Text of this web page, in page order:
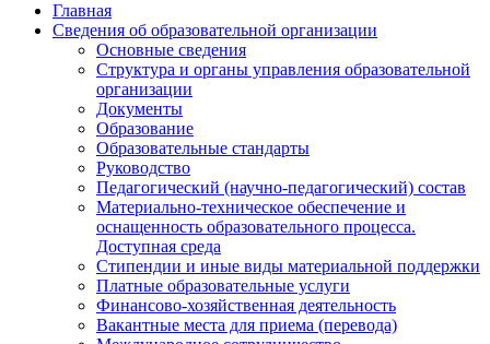
Главная
Сведения об образовательной организации
Основные сведения
Структура и органы управления образовательной
организации
Документы
Образование
Образовательные стандарты
Руководство
Педагогический (научно-педагогический) состав
Материально-техническое обеспечение и
оснащенность образовательного процесса.
Доступная среда
Стипендии и иные виды материальной поддержки
Платные образовательные услуги
Финансово-хозяйственная деятельность
Вакантные места для приема (перевода)